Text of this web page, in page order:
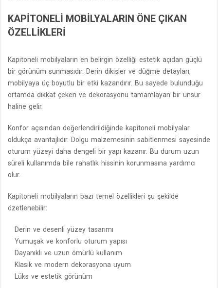
KAPITONELI MOBILYALARIN ÖNE ÇIKAN
ÖZELLIKLERI
Kapitoneli mobilyaların en belirgin özelliği estetik açıdan güçlü
bir görünüm sunmasıdır. Derin dikişler ve düğme detayları,
mobilyaya üç boyutlu bir etki kazandırır. Bu sayede bulunduğu
ortamda dikkat çeken ve dekorasyonu tamamlayan bir unsur
haline gelir.
Konfor açısından değerlendirildiğinde kapitoneli mobilyalar
oldukça avantajlıdır. Dolgu malzemesinin sabitlenmesi sayesinde
oturum yüzeyi daha dengeli bir yapı kazanır. Bu durum uzun
süreli kullanımda bile rahatlık hissinin korunmasına yardımcı
olur.
Kapitoneli mobilyaların bazı temel özellikleri şu şekilde
özetlenebilir:
Derin ve desenli yüzey tasarımı
Yumuşak ve konforlu oturum yapısı
Dayanıklı ve uzun ömürlü kullanım
Klasik ve modern dekorasyona uyum
Lüks ve estetik görünüm